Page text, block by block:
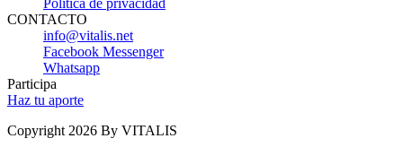
Política de privacidad
CONTACTO
info@vitalis.net
Facebook Messenger
Whatsapp
Participa
Haz tu aporte
Copyright 2026 By VITALIS